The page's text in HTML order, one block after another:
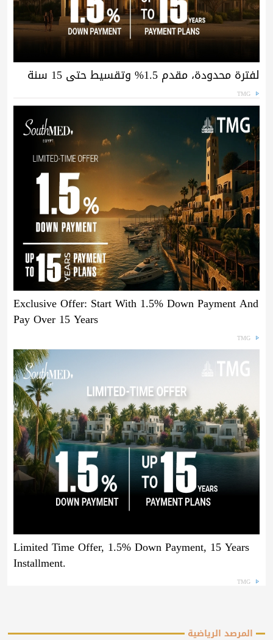
لفترة محدودة، مقدم 1.5% وتقسيط حتى 15 سنة
TMG
Exclusive Offer: Start With 1.5% Down Payment And
Pay Over 15 Years
TMG
Limited Time Offer, 1.5% Down Payment, 15 Years
Installment.
TMG
المرصد الرياضية